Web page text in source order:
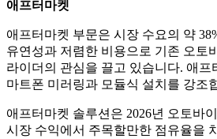
애프터마켓
애프터마켓 부문은 시장 수요의 약
유연성과 저렴한 비용으로 기존 오토
라이더의 관심을 끌고 있습니다. 애프
마트폰 미러링과 모듈식 설치를 강조
애프터마켓 솔루션은 2026년 오토바
시장 수익에서 주목할만한 점유율을